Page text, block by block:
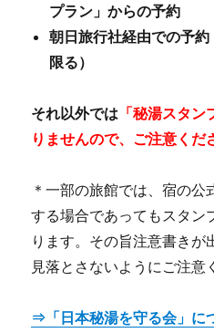
プラン」からの予約
朝日旅行社経由での予
限る）
それ以外では 「秘湯スタ
りませんので、ご注意くだ
＊一部の旅館では、宿の
する場合であってもスタン
ります。その旨注意書きが
見落とさないようにご注意
⇒「日本秘湯を守る会」に